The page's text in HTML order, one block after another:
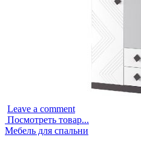
Leave a comment
Посмотреть товар...
Опубликовано
Мебель для спальни